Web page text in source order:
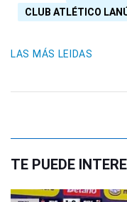
CLUB ATLÉTICO
LAS MÁS LEIDAS
TE PUEDE